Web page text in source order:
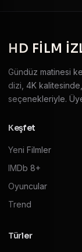
HD FILM
Gündüz matinesi
dizi, 4K
seçenekleriyle.
Keşfet
Yeni Filmler
IMDb 8+
Oyuncular
Trend
Türler